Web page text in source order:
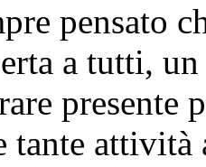
pensato
a tutti,
presente
tante